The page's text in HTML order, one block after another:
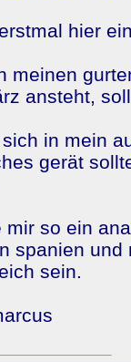
hier
meinen
ansteht,
in mein
gerät
mir so ein
spanien
sein.